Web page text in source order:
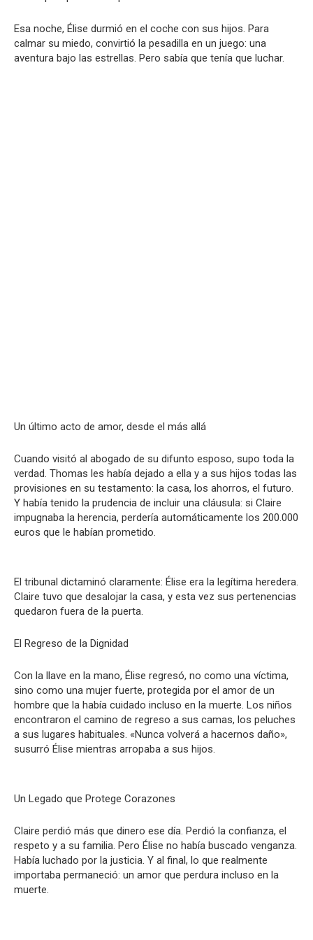
Esa noche, Élise durmió en el coche con sus hijos. Para
calmar su miedo, convirtió la pesadilla en un juego: una
aventura bajo las estrellas. Pero sabía que tenía que luchar.
Un último acto de amor, desde el más allá
Cuando visitó al abogado de su difunto esposo, supo toda la
verdad. Thomas les había dejado a ella y a sus hijos todas las
provisiones en su testamento: la casa, los ahorros, el futuro.
Y había tenido la prudencia de incluir una cláusula: si Claire
impugnaba la herencia, perdería automáticamente los 200.000
euros que le habían prometido.
El tribunal dictaminó claramente: Élise era la legítima heredera.
Claire tuvo que desalojar la casa, y esta vez sus pertenencias
quedaron fuera de la puerta.
El Regreso de la Dignidad
Con la llave en la mano, Élise regresó, no como una víctima,
sino como una mujer fuerte, protegida por el amor de un
hombre que la había cuidado incluso en la muerte. Los niños
encontraron el camino de regreso a sus camas, los peluches
a sus lugares habituales. «Nunca volverá a hacernos daño»,
susurró Élise mientras arropaba a sus hijos.
Un Legado que Protege Corazones
Claire perdió más que dinero ese día. Perdió la confianza, el
respeto y a su familia. Pero Élise no había buscado venganza.
Había luchado por la justicia. Y al final, lo que realmente
importaba permaneció: un amor que perdura incluso en la
muerte.